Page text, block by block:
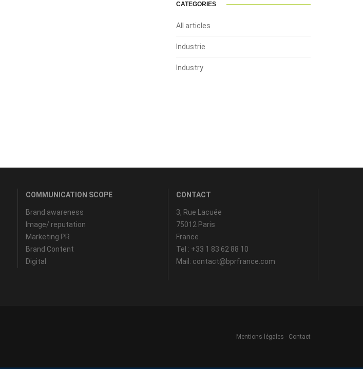
CATEGORIES
All articles
Industrie
Industry
COMMUNICATION SCOPE
Brand awareness
Image/ reputation
Marketing PR
Brand Content
Digital
CONTACT
3, Rue Lacuée
75012 Paris
France
Tel : +33 1 83 62 88 10
Mail: contact@bprfrance.com
Mentions légales - Contact